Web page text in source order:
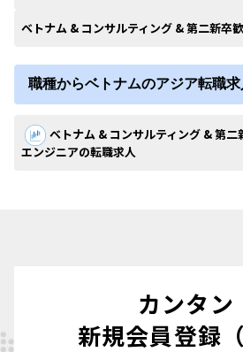
ベトナム & コンサルティング & 第二新卒
職種からベトナムのアジア転職
ベトナム & コンサルティング & 第
エンジニアの転職求人
カンタン
新規会員登録（